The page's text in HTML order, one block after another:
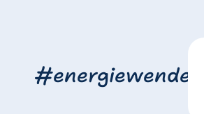
#energiewende